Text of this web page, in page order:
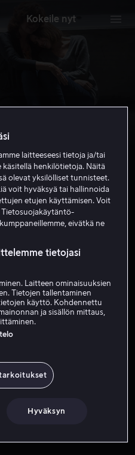
Kokeile nyt
3,99 €
€
tytärtään ja
olevien ihmisten asioihin.
laitteeseesi tietoja ja/tai
käsitellä henkilötietoja. Näitä
olevat yksilölliset tunnisteet.
voit hyväksyä tai hallinnoida
etujen käyttämisen. Voit
Tietosuojakäytäntö-
eivätkä ne
tietojasi
Laitteen ominaisuuksien
Tietojen tallentaminen
käyttö. Kohdennettu
ja sisällön mittaus,
Hyväksyn